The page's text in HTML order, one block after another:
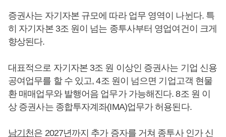
증권사는 자기자본 규모에 따라 업무 영역이 나뉜다. 특
히 자기자본 3조 원이 넘는 종투사부터 영업여건이 크게
향상된다.
대표적으로 자기자본 3조 원 이상인 증권사는 기업 신용
공여업무를 할 수 있고, 4조 원이 넘으면 기업고객 현물
환 매매업무와 발행어음 업무가 가능해진다. 8조 원 이
상 증권사는 종합투자계좌(IMA)업무가 허용된다.
남기천은 2027년까지 추가 증자를 거쳐 종투사 인가 신